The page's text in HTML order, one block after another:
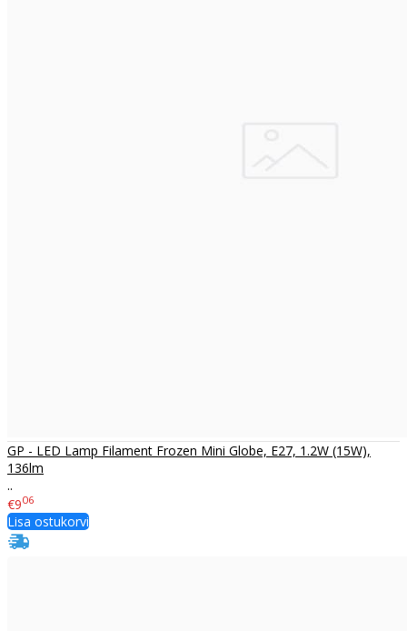
GP - LED Lamp Filament Frozen Mini Globe, E27, 1.2W (15W),
136lm
..
€906
Lisa ostukorvi